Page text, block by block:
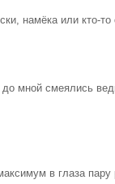
намёка или кто-
мной смеялись
в глаза пару